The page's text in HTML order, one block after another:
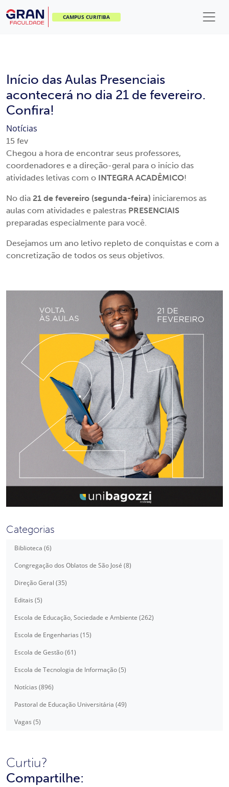
CAMPUS CURITIBA
Início das Aulas Presenciais
acontecerá no dia 21 de fevereiro.
Confira!
Notícias
15 fev
Chegou a hora de encontrar seus professores,
coordenadores e a direção-geral para o início das
atividades letivas com o INTEGRA ACADÊMICO!
No dia 21 de fevereiro (segunda-feira) iniciaremos as
aulas com atividades e palestras PRESENCIAIS
preparadas especialmente para você.
Desejamos um ano letivo repleto de conquistas e com a
concretização de todos os seus objetivos.
Categorias
Biblioteca (6)
Congregação dos Oblatos de São José (8)
Direção Geral (35)
Editais (5)
Escola de Educação, Sociedade e Ambiente (262)
Escola de Engenharias (15)
Escola de Gestão (61)
Escola de Tecnologia de Informação (5)
Notícias (896)
Pastoral de Educação Universitária (49)
Vagas (5)
Curtiu?
Compartilhe: